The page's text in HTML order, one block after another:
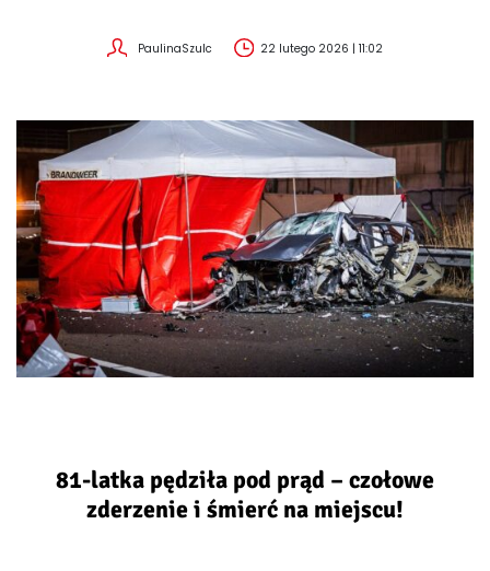
PaulinaSzulc 22 lutego 2026 | 11:02
81-latka pędziła pod prąd – czołowe
zderzenie i śmierć na miejscu!